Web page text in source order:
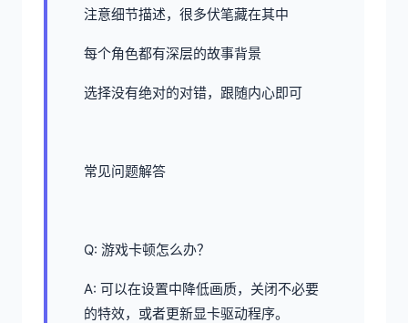
注意细节描述，很多伏笔藏在其中
每个角色都有深层的故事背景
选择没有绝对的对错，跟随内心即可
常见问题解答
Q: 游戏卡顿怎么办？
A: 可以在设置中降低画质，关闭不必要
的特效，或者更新显卡驱动程序。